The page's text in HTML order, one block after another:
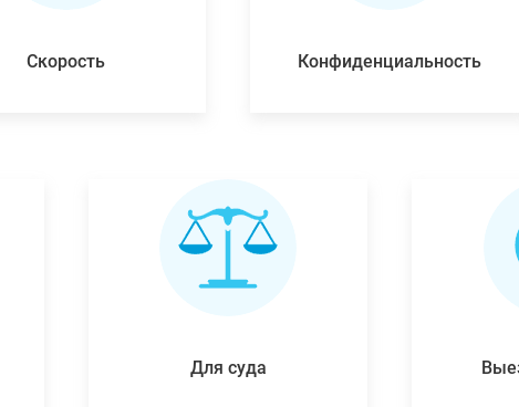
Скорость Конфиденциальность
Для суда